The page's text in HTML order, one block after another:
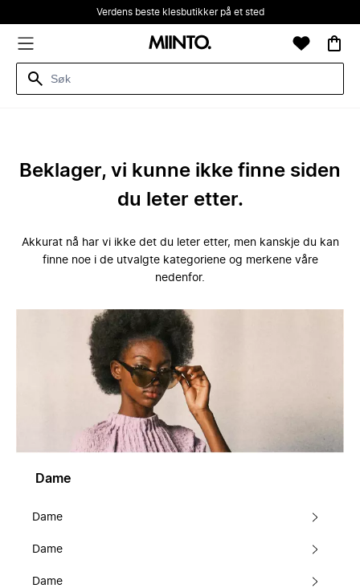
Verdens beste klesbutikker på et sted
Beklager, vi kunne ikke finne siden
du leter etter.
Akkurat nå har vi ikke det du leter etter, men kanskje du kan
finne noe i de utvalgte kategoriene og merkene våre
nedenfor.
Dame
Dame
Dame
Dame